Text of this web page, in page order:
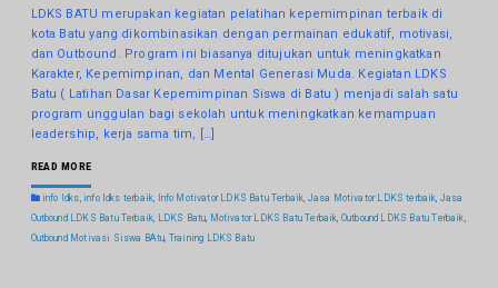
LDKS BATU merupakan kegiatan pelatihan kepemimpinan terbaik di
kota Batu yang dikombinasikan dengan permainan edukatif, motivasi,
dan Outbound. Program ini biasanya ditujukan untuk meningkatkan
Karakter, Kepemimpinan, dan Mental Generasi Muda. Kegiatan LDKS
Batu ( Latihan Dasar Kepemimpinan Siswa di Batu ) menjadi salah satu
program unggulan bagi sekolah untuk meningkatkan kemampuan
leadership, kerja sama tim, […]
READ MORE
info ldks,info ldks terbaik, Info Motivator LDKS Batu Terbaik, Jasa Motivator LDKS terbaik, Jasa
Outbound LDKS Batu Terbaik, LDKS Batu, Motivator LDKS Batu Terbaik, Outbound LDKS Batu Terbaik,
Outbound Motivasi Siswa BAtu, Training LDKS Batu